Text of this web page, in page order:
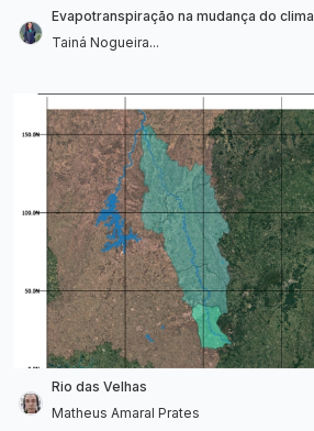
Evapotranspiração na mudança do clima
Tainá Nogueira...
Rio das Velhas
Matheus Amaral Prates